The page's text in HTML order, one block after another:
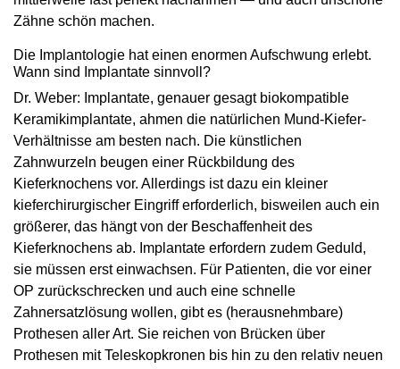
Zähne schön machen.
Die Implantologie hat einen enormen Aufschwung erlebt.
Wann sind Implantate sinnvoll?
Dr. Weber: Implantate, genauer gesagt biokompatible
Keramikimplantate, ahmen die natürlichen Mund-Kiefer-
Verhältnisse am besten nach. Die künstlichen
Zahnwurzeln beugen einer Rückbildung des
Kieferknochens vor. Allerdings ist dazu ein kleiner
kieferchirurgischer Eingriff erforderlich, bisweilen auch ein
größerer, das hängt von der Beschaffenheit des
Kieferknochens ab. Implantate erfordern zudem Geduld,
sie müssen erst einwachsen. Für Patienten, die vor einer
OP zurückschrecken und auch eine schnelle
Zahnersatzlösung wollen, gibt es (herausnehmbare)
Prothesen aller Art. Sie reichen von Brücken über
Prothesen mit Teleskopkronen bis hin zu den relativ neuen